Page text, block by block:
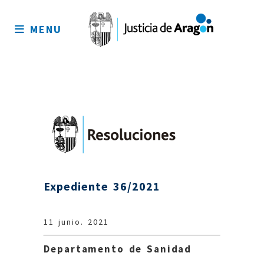
sitio
MENU
Expediente 36/2021
11 junio. 2021
Departamento de Sanidad